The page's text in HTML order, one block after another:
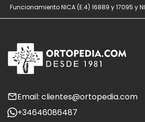
Funcionamiento NICA (E.4) 16889 y 17095 y
Email: clientes@ortopedia.com
+34646086487